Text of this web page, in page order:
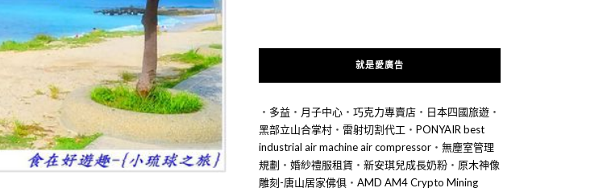
就是愛廣告
‧ 多益 ‧ 月子中心 ‧ 巧克力專賣店 ‧ 日本四國旅遊 ‧
黑部立山合掌村 ‧ 雷射切割代工 ‧ PONYAIR best
industrial air machine air compressor ‧ 無塵室管理
規劃 ‧ 婚紗禮服租賃 ‧ 新安琪兒成長奶粉 ‧ 原木神像
雕刻-唐山居家佛俱 ‧ AMD AM4 Crypto Mining